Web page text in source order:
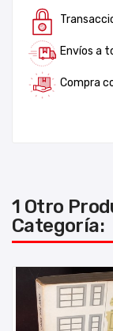
Envíos a
Compra
1 Otro
Categoría: